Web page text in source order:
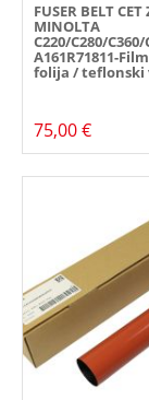
FUSER BELT CET
MINOLTA
C220/C280/
A161R71811-
folija / teflonski
75,00 €